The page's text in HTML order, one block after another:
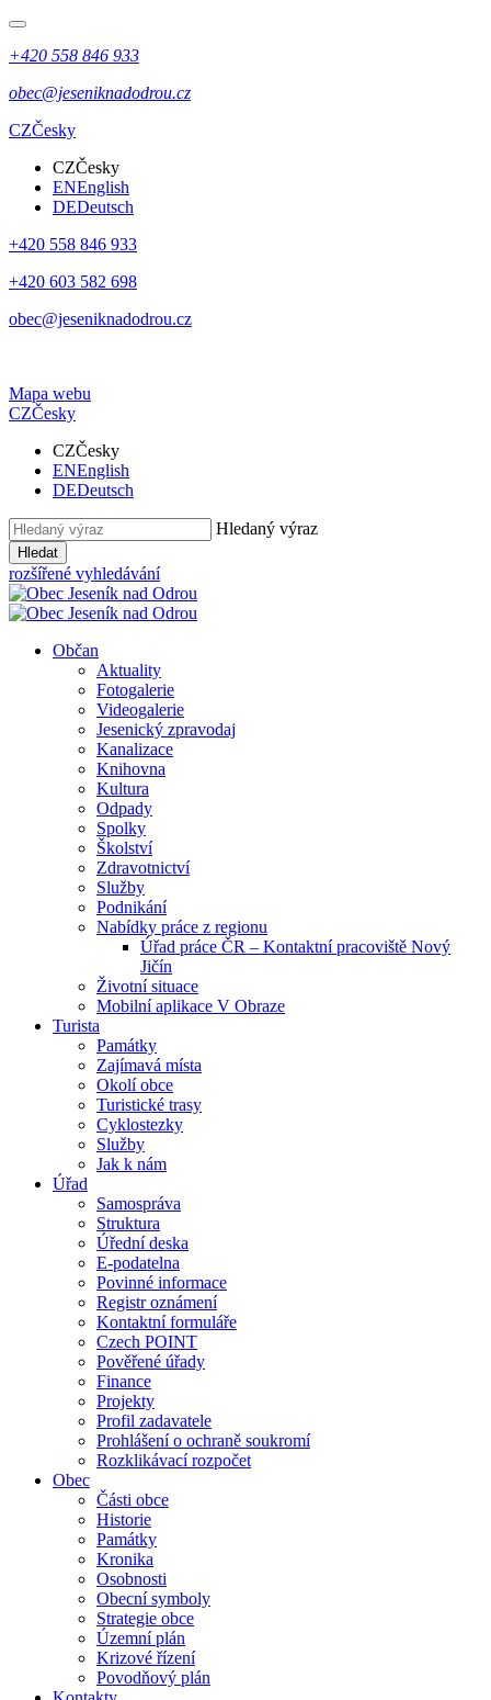
+420 558 846 933
obec@jeseniknadodrou.cz
CZČesky
CZČesky
ENEnglish
DEDeutsch
+420 558 846 933
+420 603 582 698
obec@jeseniknadodrou.cz
Mapa webu
CZČesky
CZČesky
ENEnglish
DEDeutsch
Hledaný výraz
Hledat
rozšířené vyhledávání
Občan
Aktuality
Fotogalerie
Videogalerie
Jesenický zpravodaj
Kanalizace
Knihovna
Kultura
Odpady
Spolky
Školství
Zdravotnictví
Služby
Podnikání
Nabídky práce z regionu
Úřad práce ČR – Kontaktní pracoviště Nový
Jičín
Životní situace
Mobilní aplikace V Obraze
Turista
Památky
Zajímavá místa
Okolí obce
Turistické trasy
Cyklostezky
Služby
Jak k nám
Úřad
Samospráva
Struktura
Úřední deska
E-podatelna
Povinné informace
Registr oznámení
Kontaktní formuláře
Czech POINT
Pověřené úřady
Finance
Projekty
Profil zadavatele
Prohlášení o ochraně soukromí
Rozklikávací rozpočet
Obec
Části obce
Historie
Památky
Kronika
Osobnosti
Obecní symboly
Strategie obce
Územní plán
Krizové řízení
Povodňový plán